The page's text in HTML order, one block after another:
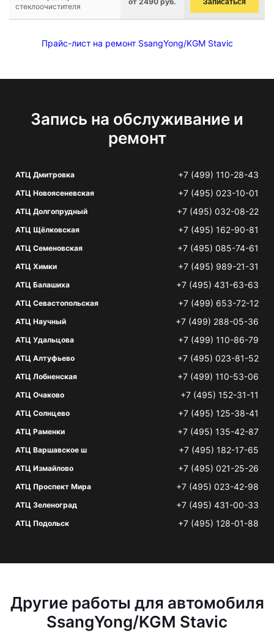
стеклоочистителя
Записаться
Прайс-лист на ремонт SsangYong/KGM Stavic
Запись на обслуживание и
ремонт
АТЦ Дмитровка +7 (499) 110-28-43
АТЦ Новоясеневская +7 (495) 023-10-01
АТЦ Долгопрудный +7 (495) 032-08-22
АТЦ Щёлковская +7 (495) 162-90-81
АТЦ Семеновская +7 (495) 085-74-61
АТЦ Химки +7 (495) 989-21-31
АТЦ Балашиха +7 (495) 431-63-63
АТЦ Севастопольская +7 (499) 653-72-12
АТЦ Научный +7 (499) 288-05-36
АТЦ Удальцова +7 (499) 110-86-79
АТЦ Алтуфьево +7 (495) 023-81-52
АТЦ Лобненская +7 (499) 110-53-06
АТЦ Очаково +7 (495) 152-31-11
АТЦ Солнцево +7 (495) 125-38-41
АТЦ Раменки +7 (495) 135-42-87
АТЦ Варшавское ш +7 (495) 182-17-65
АТЦ Измайлово +7 (495) 021-25-26
АТЦ Проспект Мира +7 (495) 023-42-98
АТЦ Зеленоград +7 (495) 431-00-33
АТЦ Подольск +7 (495) 128-01-88
Другие работы для автомобиля
SsangYong/KGM Stavic